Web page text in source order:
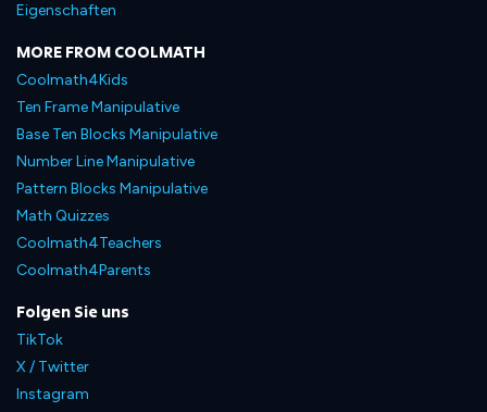
Eigenschaften
MORE FROM COOLMATH
Coolmath4Kids
Ten Frame Manipulative
Base Ten Blocks Manipulative
Number Line Manipulative
Pattern Blocks Manipulative
Math Quizzes
Coolmath4Teachers
Coolmath4Parents
Folgen Sie uns
TikTok
X / Twitter
Instagram